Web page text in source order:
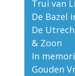
Trui van
De Bazel
De
& Zoon
In
Gouden